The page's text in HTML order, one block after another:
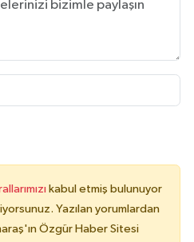
kabul etmiş bulunuyor
Yazılan yorumlardan
Özgür Haber Sitesi